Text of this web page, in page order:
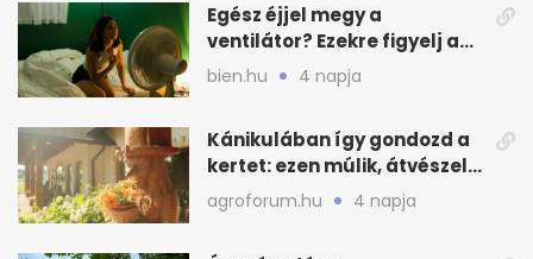
Egész éjjel megy a
ventilátor? Ezekre figyelj a
hőségben alvásnál
bien.hu 4 napja
Kánikulában így gondozd a
kertet: ezen múlik, átvészeli-
e a hőséget
agroforum.hu 4 napja